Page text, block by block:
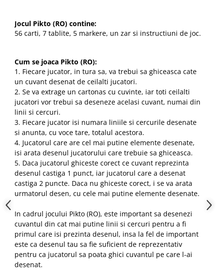
Jocul Pikto (RO) contine:
56 carti, 7 tablite, 5 markere, un zar si instructiuni de joc.
Cum se joaca Pikto (RO):
1. Fiecare jucator, in tura sa, va trebui sa ghiceasca cate
un cuvant desenat de ceilalti jucatori.
2. Se va extrage un cartonas cu cuvinte, iar toti ceilalti
jucatori vor trebui sa deseneze acelasi cuvant, numai din
linii si cercuri.
3. Fiecare jucator isi numara liniile si cercurile desenate
si anunta, cu voce tare, totalul acestora.
4. Jucatorul care are cel mai putine elemente desenate,
isi arata desenul jucatorului care trebuie sa ghiceasca.
5. Daca jucatorul ghiceste corect ce cuvant reprezinta
desenul castiga 1 punct, iar jucatorul care a desenat
castiga 2 puncte. Daca nu ghiceste corect, i se va arata
urmatorul desen, cu cele mai putine elemente desenate.
In cadrul jocului Pikto (RO), este important sa desenezi
cuvantul din cat mai putine linii si cercuri pentru a fi
primul care isi prezinta desenul, insa la fel de important
este ca desenul tau sa fie suficient de reprezentativ
pentru ca jucatorul sa poata ghici cuvantul pe care l-ai
desenat.